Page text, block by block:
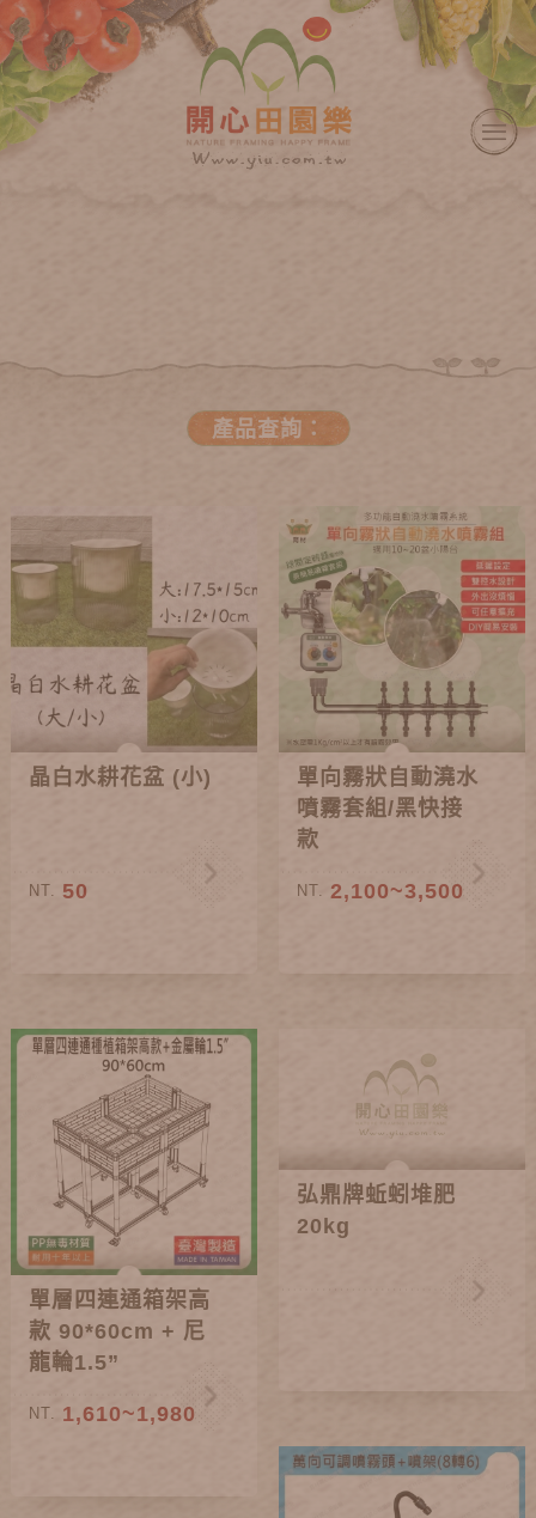
產品查詢：
晶白水耕花盆 (小)
NT. 50
單向霧狀自動澆水
噴霧套組/黑快接
款
NT. 2,100~3,500
單層四連通箱架高
款 90*60cm + 尼
龍輪1.5”
NT. 1,610~1,980
弘鼎牌蚯蚓堆肥
20kg